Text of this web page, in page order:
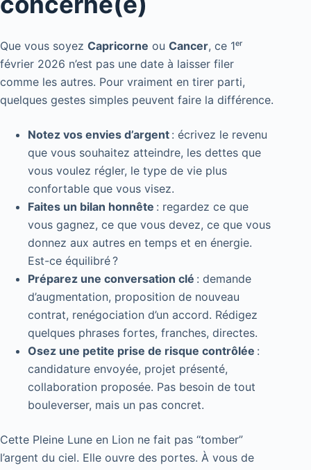
Que vous soyez Capricorne ou Cancer, ce 1ᵉʳ
février 2026 n’est pas une date à laisser filer
comme les autres. Pour vraiment en tirer parti,
quelques gestes simples peuvent faire la différence.
Notez vos envies d’argent : écrivez le revenu
que vous souhaitez atteindre, les dettes que
vous voulez régler, le type de vie plus
confortable que vous visez.
Faites un bilan honnête : regardez ce que
vous gagnez, ce que vous devez, ce que vous
donnez aux autres en temps et en énergie.
Est-ce équilibré ?
Préparez une conversation clé : demande
d’augmentation, proposition de nouveau
contrat, renégociation d’un accord. Rédigez
quelques phrases fortes, franches, directes.
Osez une petite prise de risque contrôlée :
candidature envoyée, projet présenté,
collaboration proposée. Pas besoin de tout
bouleverser, mais un pas concret.
Cette Pleine Lune en Lion ne fait pas “tomber”
l’argent du ciel. Elle ouvre des portes. À vous de